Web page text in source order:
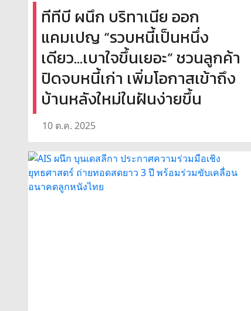
ทีทีบี ผนึก บริทาเนีย ออก
แคมเปญ “รวบหนี้เป็นหนึ่ง
เดียว...เบาใจขึ้นเยอะ” ชวนลูกค้า
ปิดจบหนี้เก่า เพิ่มโอกาสเข้าถึง
บ้านหลังใหม่ในฝันง่ายขึ้น
10 ต.ค. 2025